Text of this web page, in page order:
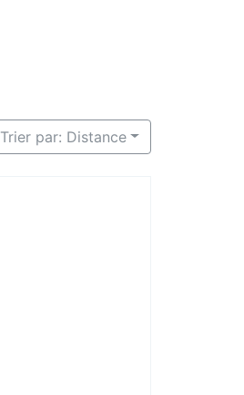
Trier par: Distance